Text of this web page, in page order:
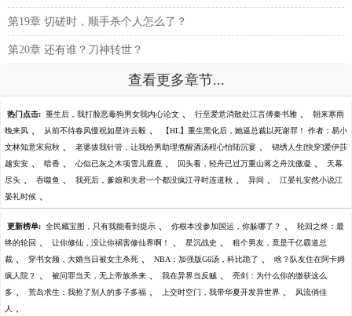
第19章 切磋时，顺手杀个人怎么了？
第20章 还有谁？刀神转世？
查看更多章节...
热门点击: 重生后，我打脸恶毒狗男女我内心论文 、 行至爱意消散处江言傅秦书雅 、 朝来寒雨
晚来风 、 从前不待春风慢祝如星许云毅 、 【HL】重生黑化后，她逼总裁以死谢罪！ 作者：易小
文林知意宋宛秋 、 老婆拔我针管，让我给男助理煮醒酒汤程心怡陆沉宴 、 锦绣人生[快穿]爱伊莎
越安安 、 暗香 、 心似已灰之木项雪儿鹿鹿 、 回头看，轻舟已过万重山蒋之舟沈傲凝 、 天幕
尽头 、 吞噬鱼 、 我死后，爹娘和夫君一个都没疯江寻时连道秋 、 异间 、 江晏礼安然小说江
晏礼时候 、
更新榜单: 全民藏宝图，只有我能看到提示 、 你根本没参加国运，你躲哪了？ 、 轮回之终：最
终的轮回 、 让你修仙，没让你祸害修仙界啊！ 、 星沉战史 、 租个男友，竟是千亿霸道总
裁 、 穿书女频，大婚当日被女主杀死 、 NBA：加强版G6汤，科比跪了 、 啥？队友住在阿卡姆
疯人院？ 、 被问罪当天，无上帝族杀来 、 我在异界当反贼 、 亮剑：为什么你的缴获这么
多 、 荒岛求生：我抢了别人的多子多福 、 上交时空门，我带华夏开发异世界 、 风流俏佳
人 、